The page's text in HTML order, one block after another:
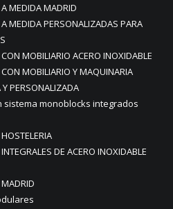
MEDIDA MADRID
MEDIDA PERSONALIZADAS PARA
MOBILIARIO ACERO INOXIDABLE
MOBILIARIO Y MAQUINARIA
PERSONALIZADA
sistema monoblocks integrados
DE ACERO INOXIDABLE